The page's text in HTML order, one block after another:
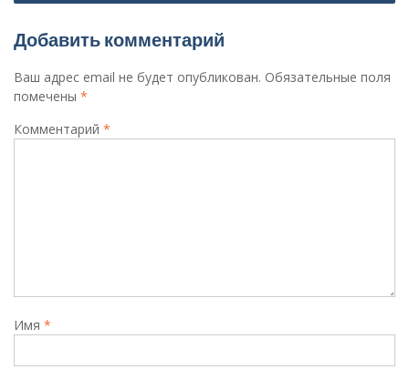
Добавить комментарий
Ваш адрес email не будет опубликован. Обязательные поля
помечены *
Комментарий *
Имя *